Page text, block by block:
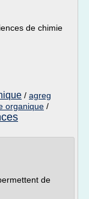
de chimie
/ agreg
organique /
de